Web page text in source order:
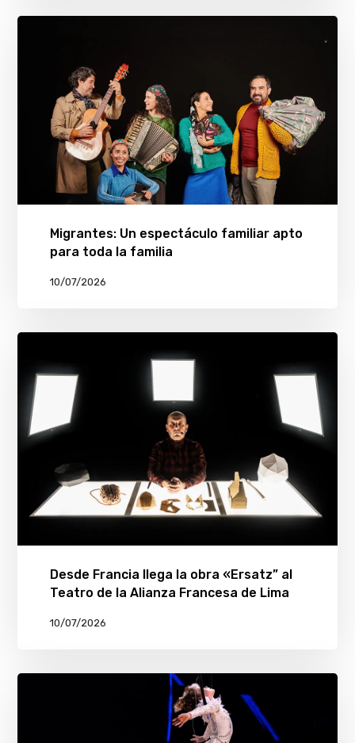
Migrantes: Un espectáculo familiar apto
para toda la familia
10/07/2026
Desde Francia llega la obra «Ersatz” al
Teatro de la Alianza Francesa de Lima
10/07/2026